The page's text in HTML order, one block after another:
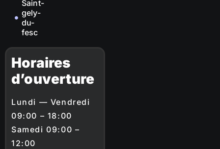
Saint-
gely-
du-
fesc
Horaires
d’ouverture
Lundi — Vendredi
09:00 – 18:00
Samedi 09:00 –
12:00